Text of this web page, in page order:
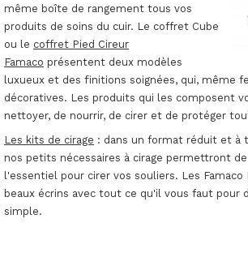
même boîte de rangement tous vos
produits de soins du cuir. Le coffret Cube
ou le coffret Pied Cireur
Famaco présentent deux modèles
luxueux et des finitions soignées, qui, même
décoratives. Les produits qui les composent
nettoyer, de nourrir, de cirer et de protéger
Les kits de cirage : dans un format réduit et à
nos petits nécessaires à cirage permettront
l'essentiel pour cirer vos souliers. Les
beaux écrins avec tout ce qu'il vous faut pour
simple.